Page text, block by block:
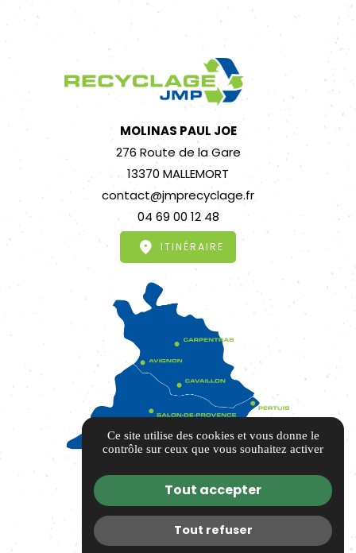
MOLINAS PAUL JOE
276 Route de la Gare
13370 MALLEMORT
contact@jmprecyclage.fr
04 69 00 12 48
ITINÉRAIRE
Ce site utilise des cookies et vous donne le
contrôle sur ceux que vous souhaitez activer
Tout accepter
Tout refuser